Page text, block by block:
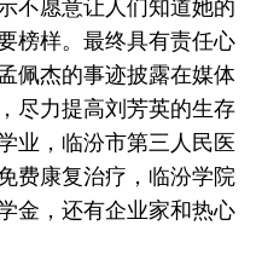
榜样。最终具有责任心
佩杰的事迹披露在媒体
尽力提高刘芳英的生存
业，临汾市第三人民医
费康复治疗，临汾学院
金，还有企业家和热心